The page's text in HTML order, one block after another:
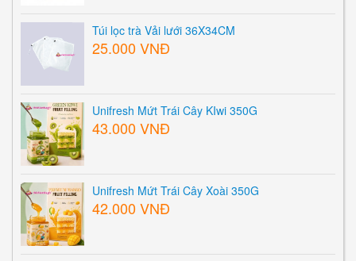
Túi lọc trà Vải lưới 36X34CM
25.000 VNĐ
Unifresh Mứt Trái Cây KIwi 350G
43.000 VNĐ
Unifresh Mứt Trái Cây Xoài 350G
42.000 VNĐ